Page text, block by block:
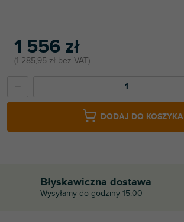
1 556 zł
1 285,95 zł bez VAT
DODAJ DO KOSZYKA
Błyskawiczna dostawa
Wysyłamy do godziny 15:00